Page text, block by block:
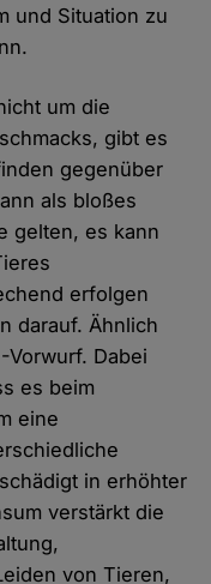
und Situation zu
um die
gibt es
gegenüber
als bloßes
gelten, es kann
erfolgen
darauf. Ähnlich
Dabei
es beim
eine
in erhöhter
verstärkt die
von Tieren,